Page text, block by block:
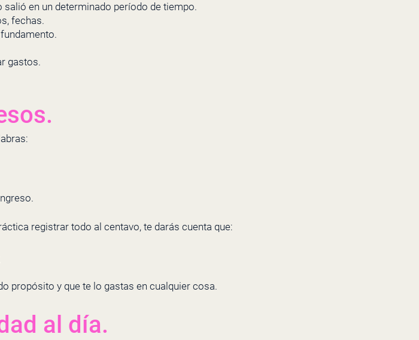
en un determinado período de tiempo.
fechas.
gastos.
registrar todo al centavo, te darás cuenta que:
propósito y que te lo gastas en cualquier cosa.
al día.